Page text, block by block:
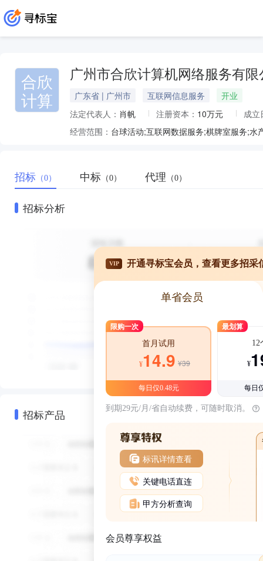
合欣
计算
广州市合欣计算机网络服务有限
广东省 | 广州市 互联网信息服务
开业
法定代表人： 肖帆 注册资本： 10万元
成立
经营范围： 台球活动;互联网数据服务;棋牌室服务;
招标 （0） 中标 （0） 代理 （0）
招标分析
招标产品
VIP 开通寻标宝会员，查看更多招采
单省会员
限购一次
首月试用
¥14.9 ¥39
每日仅0.48元
最划算
12
¥
每日
到期29元/月/省自动续费，可随时取消。
标讯详情查看
关键电话直连
甲方分析查询
会员尊享权益